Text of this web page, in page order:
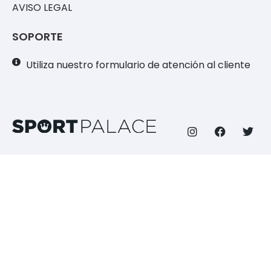
AVISO LEGAL
SOPORTE
Utiliza nuestro formulario de atención al cliente